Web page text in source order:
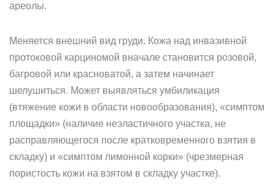
ареолы.
Меняется внешний вид груди. Кожа над инвазивной
протоковой карциномой вначале становится розовой,
багровой или красноватой, а затем начинает
шелушиться. Может выявляться умбиликация
(втяжение кожи в области новообразования), «симптом
площадки» (наличие неэластичного участка, не
расправляющегося после кратковременного взятия в
складку) и «симптом лимонной корки» (чрезмерная
пористость кожи на взятом в складку участке).